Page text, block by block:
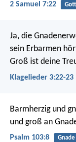
2 Samuel 7:22 Gott
Ja, die
sein Erbarmen
Groß ist deine
Klagelieder 3:22-23
Barmherzig und
und groß an
Psalm 103:8 Gnade